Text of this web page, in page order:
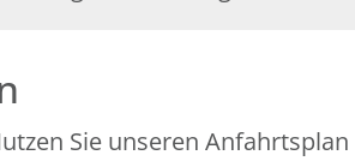
Sie unseren